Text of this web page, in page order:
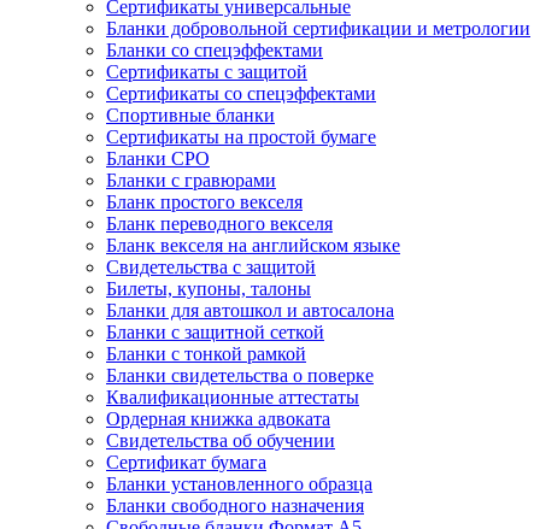
Сертификаты универсальные
Бланки добровольной сертификации и метрологии
Бланки со спецэффектами
Сертификаты с защитой
Сертификаты со спецэффектами
Спортивные бланки
Cертификаты на простой бумаге
Бланки СРО
Бланки с гравюрами
Бланк простого векселя
Бланк переводного векселя
Бланк векселя на английском языке
Свидетельства с защитой
Билеты, купоны, талоны
Бланки для автошкол и автосалона
Бланки с защитной сеткой
Бланки с тонкой рамкой
Бланки свидетельства о поверке
Квалификационные аттестаты
Ордерная книжка адвоката
Свидетельства об обучении
Сертификат бумага
Бланки установленного образца
Бланки свободного назначения